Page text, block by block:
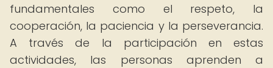
fundamentales como el respeto, la
cooperación, la paciencia y la perseverancia.
A través de la participación en estas
actividades, las personas aprenden a